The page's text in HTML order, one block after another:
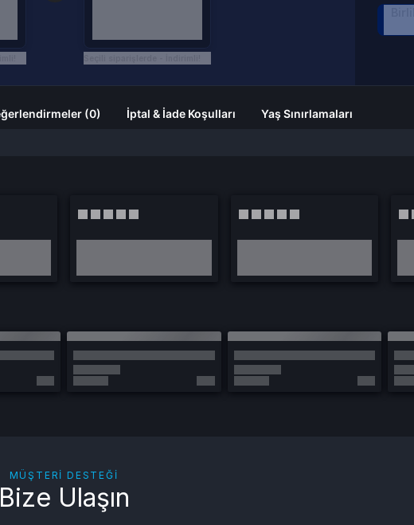
Değerlendirmeler (0) İptal & İade Koşulları Yaş Sınırlamaları
MÜŞTERI DESTEĞI
Bize Ulaşın